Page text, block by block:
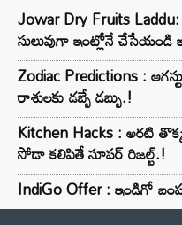
Jowar Dry Fruits Laddu:
సులువుగా ఇంట్లోనే
Zodiac Predictions :
రాశులకు డబ్బే డబ్బు.!
Kitchen Hacks : అరటి
సోడా కలిపితే సూపర్ రిజల్ట్.!
IndiGo Offer : ఇండిగో